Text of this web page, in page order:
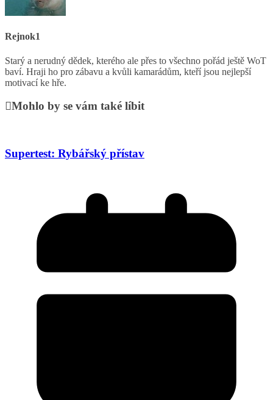
Rejnok1
Starý a nerudný dědek, kterého ale přes to všechno pořád ještě WoT
baví. Hraji ho pro zábavu a kvůli kamarádům, kteří jsou nejlepší
motivací ke hře.
Mohlo by se vám také líbit
Supertest: Rybářský přístav